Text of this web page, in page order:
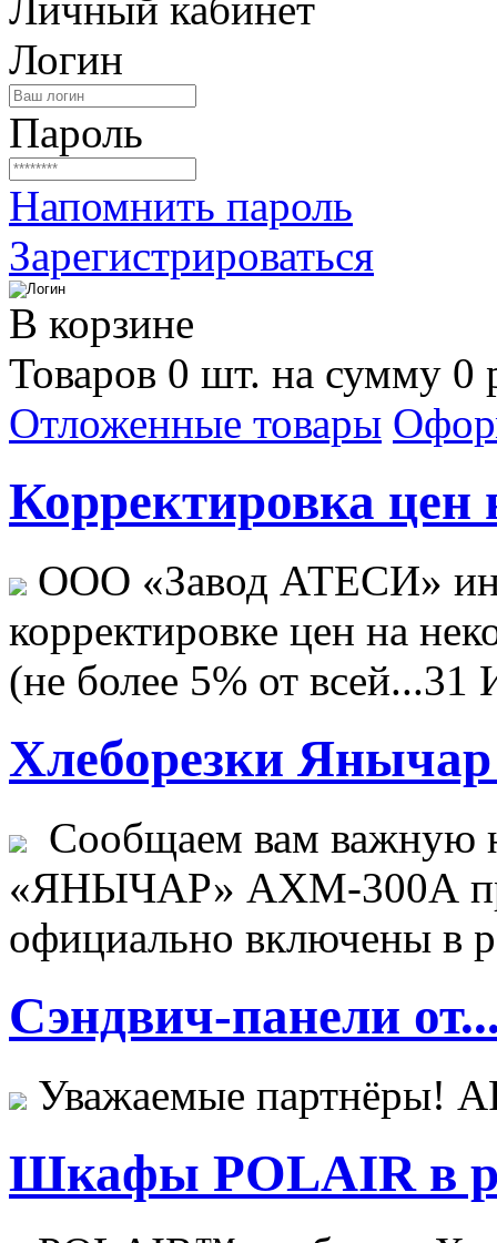
Логин
Пароль
Напомнить пароль
Зарегистрироваться
В корзине
Товаров 0 шт. на сумму 0
Отложенные товары
Корректировка цен
ООО «Завод АТЕСИ»
корректировке цен на
(не более 5% от всей...31
Хлеборезки Янычар
Сообщаем вам важную
«ЯНЫЧАР» АХМ-300А
официально включены в
Сэндвич-панели
Уважаемые
Шкафы POLAIR в